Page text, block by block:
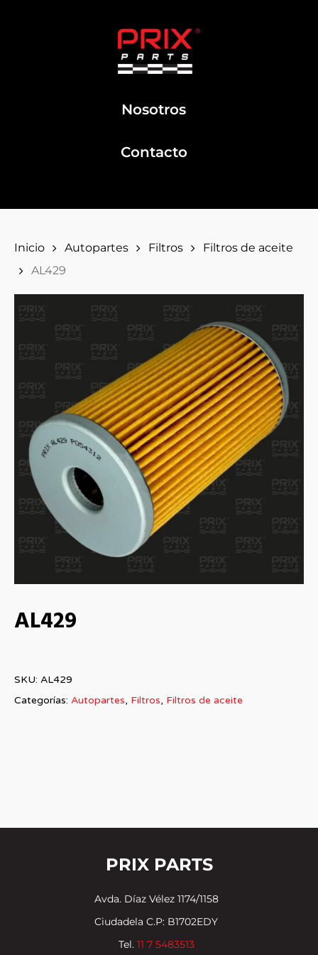
Nosotros
Contacto
Inicio Autopartes Filtros
Filtros de aceite
AL429
AL429
SKU: AL429
Categorías: Autopartes, Filtros, Filtros de aceite
PRIX PARTS
Avda. Díaz Vélez 1174/1158
Ciudadela C.P: B1702EDY
Tel. 11 7 5483513